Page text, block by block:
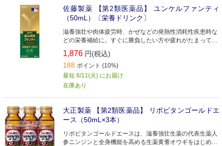
佐藤製薬 【第2類医薬品】 ユンケルファンティ
（50mL）〔栄養ドリンク〕
滋養強壮や肉体疲労時、かぜなどの発熱性消耗性疾患時な
どの栄養補給に。すぐに勝負したい方や疲れがたまってと
れない方に。
1,876 円(税込)
188 ポイント (10%)
最短 8/11(火) にお届け
在庫あり
大正製薬 【第2類医薬品】 リポビタンゴールドエ
ース（50mL×3本）
リポビタンゴールドエースは、滋養強壮生薬の代表生薬人
参ニンジンと全身機能を高める生薬黄耆オウギをはじめ、